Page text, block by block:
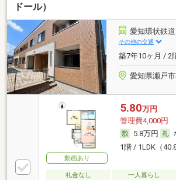
ドール）
愛知環状鉄
その他の交通
築7年10ヶ月 / 2
愛知県瀬戸
動画あり
5.80万円
管理費4,000円
5.8万円
1階 / 1LDK（
礼金なし 一人暮らし